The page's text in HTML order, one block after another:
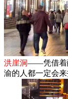
洪崖洞——凭借着
渝的人都一定会来